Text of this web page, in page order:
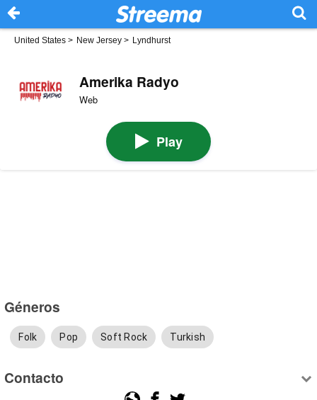
United States > New Jersey > Lyndhurst
Amerika Radyo
Web
Play
Géneros
Folk Pop Soft Rock Turkish
Contacto